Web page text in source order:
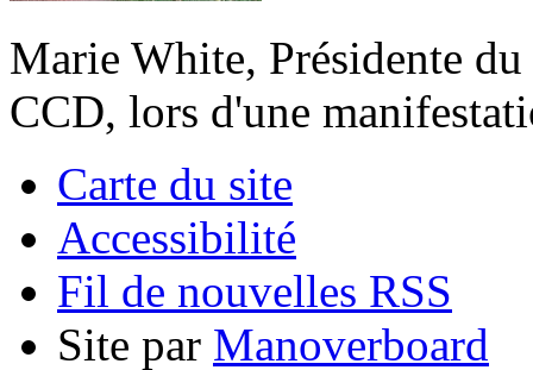
Marie White, Présidente
CCD, lors d'une
Carte du site
Accessibilité
Fil de nouvelles RSS
Site par Manoverboard